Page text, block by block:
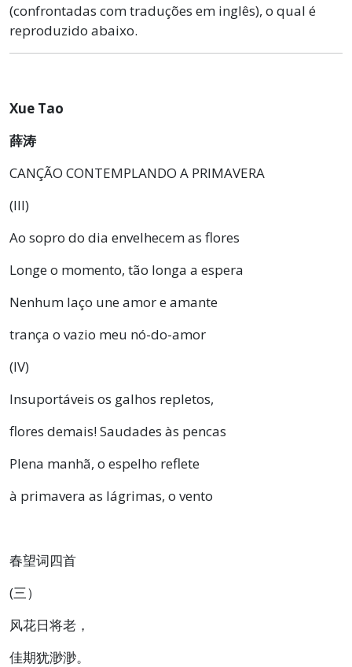
(confrontadas com traduções em inglês), o qual é
reproduzido abaixo.
Xue Tao
薛涛
CANÇÃO CONTEMPLANDO A PRIMAVERA
(III)
Ao sopro do dia envelhecem as flores
Longe o momento, tão longa a espera
Nenhum laço une amor e amante
trança o vazio meu nó-do-amor
(IV)
Insuportáveis os galhos repletos,
flores demais! Saudades às pencas
Plena manhã, o espelho reflete
à primavera as lágrimas, o vento
春望词四首
(三）
风花日将老，
佳期犹渺渺。